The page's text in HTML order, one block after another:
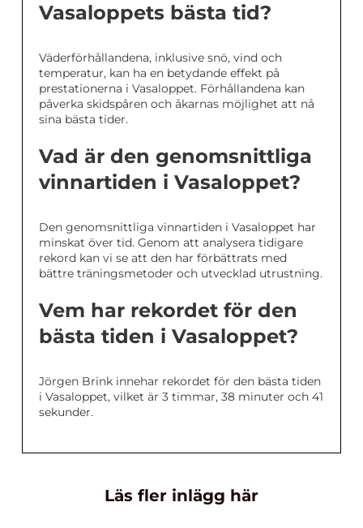
Vasaloppets bästa tid?
Väderförhållandena, inklusive snö, vind och
temperatur, kan ha en betydande effekt på
prestationerna i Vasaloppet. Förhållandena kan
påverka skidspåren och åkarnas möjlighet att nå
sina bästa tider.
Vad är den genomsnittliga
vinnartiden i Vasaloppet?
Den genomsnittliga vinnartiden i Vasaloppet har
minskat över tid. Genom att analysera tidigare
rekord kan vi se att den har förbättrats med
bättre träningsmetoder och utvecklad utrustning.
Vem har rekordet för den
bästa tiden i Vasaloppet?
Jörgen Brink innehar rekordet för den bästa tiden
i Vasaloppet, vilket är 3 timmar, 38 minuter och 41
sekunder.
Läs fler inlägg här